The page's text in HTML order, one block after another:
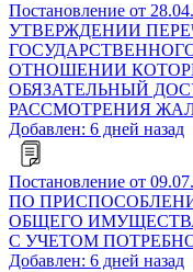
Постановление от
УТВЕРЖДЕНИИ
ОТНОШЕНИИ
ОБЯЗАТЕЛЬНЫЙ
РАССМОТРЕНИЯ
Добавлен: 6 дней назад
Постановление от
ПО
ОБЩЕГО
С УЧЕТОМ
Добавлен: 6 дней назад